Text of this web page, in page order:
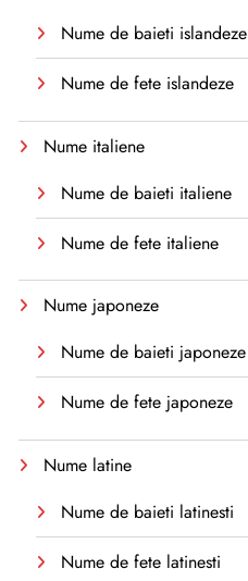
Nume de baieti islandeze
Nume de fete islandeze
Nume italiene
Nume de baieti italiene
Nume de fete italiene
Nume japoneze
Nume de baieti japoneze
Nume de fete japoneze
Nume latine
Nume de baieti latinesti
Nume de fete latinesti